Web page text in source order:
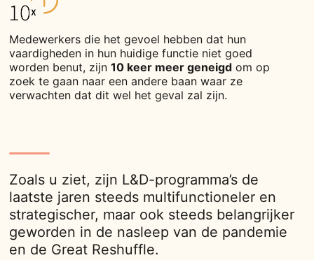
Medewerkers die het gevoel hebben dat hun
vaardigheden in hun huidige functie niet goed
worden benut, zijn10 keer meer geneigd om op
zoek te gaan naar een andere baan waar ze
verwachten dat dit wel het geval zal zijn.
Zoals u ziet, zijn L&D-programma’s de
laatste jaren steeds multifunctioneler en
strategischer, maar ook steeds belangrijker
geworden in de nasleep van de pandemie
en de Great Reshuffle.